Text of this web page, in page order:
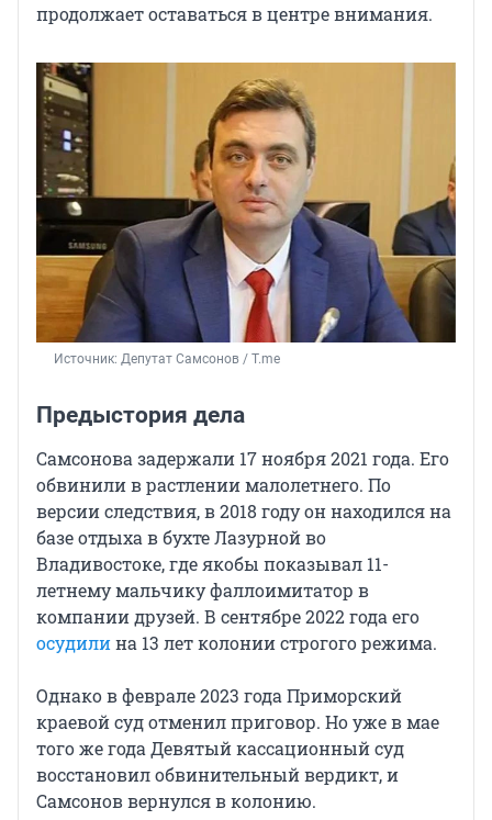
продолжает оставаться в центре внимания.
Источник: Депутат Самсонов / T.me
Предыстория дела
Самсонова задержали 17 ноября 2021 года. Его
обвинили в растлении малолетнего. По
версии следствия, в 2018 году он находился на
базе отдыха в бухте Лазурной во
Владивостоке, где якобы показывал 11-
летнему мальчику фаллоимитатор в
компании друзей. В сентябре 2022 года его
осудилина 13 лет колонии строгого режима.
Однако в феврале 2023 года Приморский
краевой суд отменил приговор. Но уже в мае
того же года Девятый кассационный суд
восстановил обвинительный вердикт, и
Самсонов вернулся в колонию.